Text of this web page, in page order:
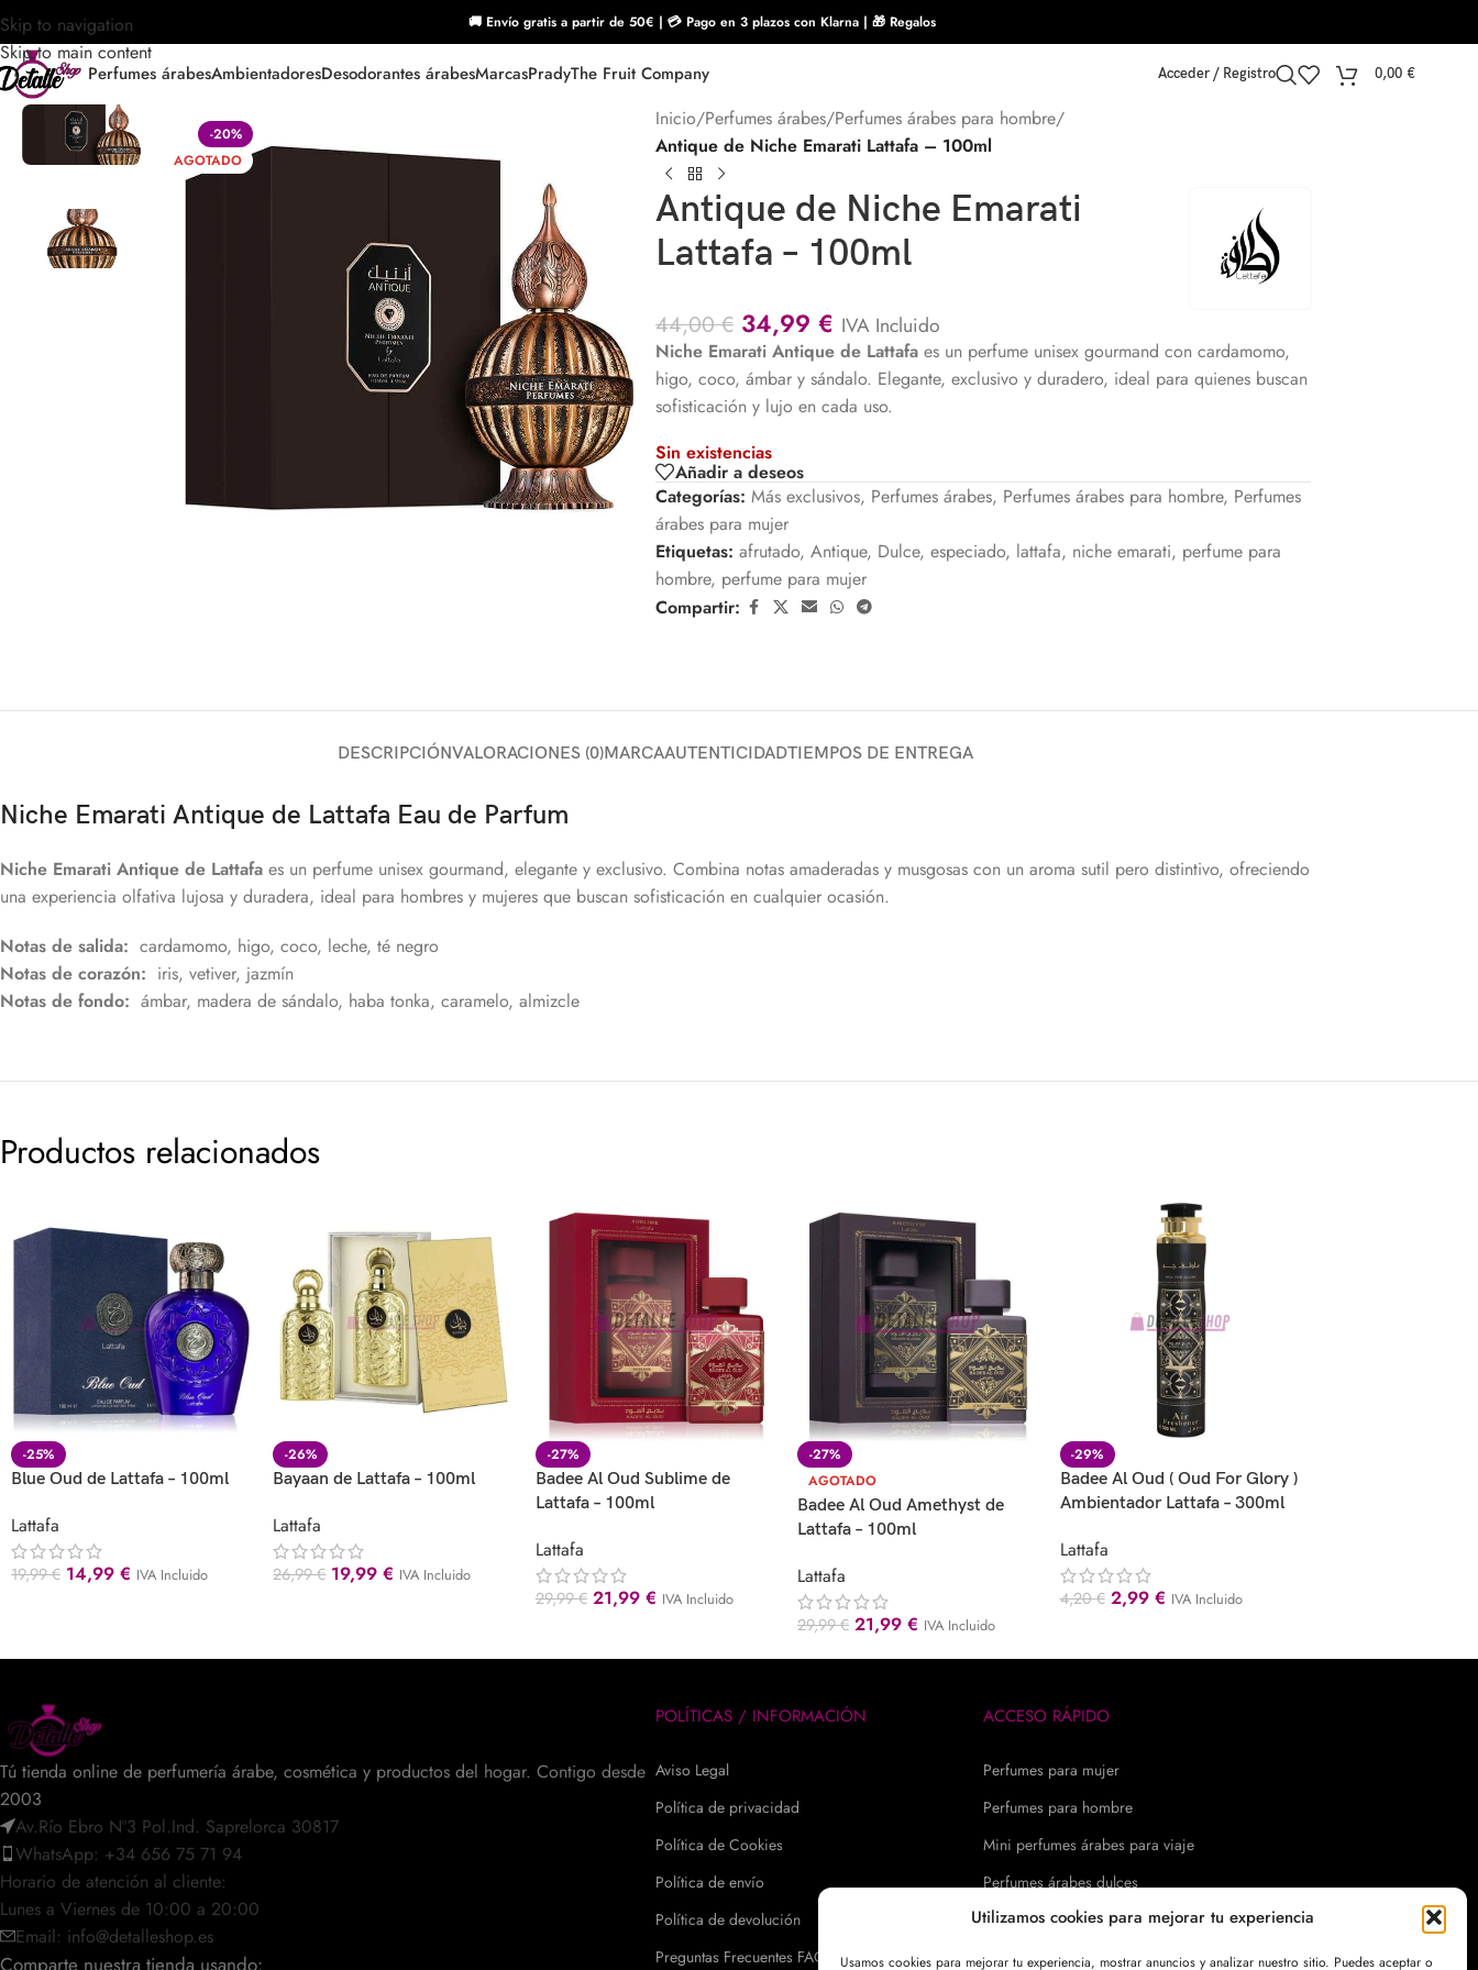
Utilizamos cookies para mejorar tu experiencia
Usamos cookies para mejorar tu experiencia, mostrar anuncios y analizar nuestro sitio. Puedes aceptar o
Skip to navigation
Skip to main content
🚚 Envío gratis a partir de 50€ | 💳 Pago en 3 plazos con Klarna | 🎁 Regalos
Perfumes árabesAmbientadoresDesodorantes árabesMarcasPradyThe Fruit Company Acceder / Registro 0,00 €
-20%
AGOTADO
Inicio/Perfumes árabes/Perfumes árabes para hombre/
Antique de Niche Emarati Lattafa – 100ml
Antique de Niche Emarati
Lattafa – 100ml
44,00€ 34,99 € IVA Incluido
Niche Emarati Antique de Lattafa es un perfume unisex gourmand con cardamomo,
higo, coco, ámbar y sándalo. Elegante, exclusivo y duradero, ideal para quienes buscan
sofisticación y lujo en cada uso.
Sin existencias
Añadir a deseos
Categorías: Más exclusivos, Perfumes árabes, Perfumes árabes para hombre, Perfumes
árabes para mujer
Etiquetas: afrutado, Antique, Dulce, especiado, lattafa, niche emarati, perfume para
hombre, perfume para mujer
Compartir:
DESCRIPCIÓNVALORACIONES (0)MARCAAUTENTICIDADTIEMPOS DE ENTREGA
Niche Emarati Antique de Lattafa Eau de Parfum
Niche Emarati Antique de Lattafa es un perfume unisex gourmand, elegante y exclusivo. Combina notas amaderadas y musgosas con un aroma sutil pero distintivo, ofreciendo
una experiencia olfativa lujosa y duradera, ideal para hombres y mujeres que buscan sofisticación en cualquier ocasión.
Notas de salida: cardamomo, higo, coco, leche, té negro
Notas de corazón: iris, vetiver, jazmín
Notas de fondo: ámbar, madera de sándalo, haba tonka, caramelo, almizcle
Productos relacionados
-25%
Blue Oud de Lattafa – 100ml
Lattafa
19,99€ 14,99 € IVA Incluido
-26%
Bayaan de Lattafa – 100ml
Lattafa
26,99€ 19,99€ IVA Incluido
-27%
Badee Al Oud Sublime de
Lattafa – 100ml
Lattafa
29,99€ 21,99 € IVA Incluido
-27%
AGOTADO
Badee Al Oud Amethyst de
Lattafa – 100ml
Lattafa
29,99€ 21,99€ IVA Incluido
-29%
Badee Al Oud ( Oud For Glory )
Ambientador Lattafa – 300ml
Lattafa
4,20€ 2,99 € IVA Incluido
Tú tienda online de perfumería árabe, cosmética y productos del hogar. Contigo desde
2003
Av.Río Ebro Nº3 Pol.Ind. Saprelorca 30817
WhatsApp: +34 656 75 71 94
Horario de atención al cliente:
Lunes a Viernes de 10:00 a 20:00
Email: info@detalleshop.es
Comparte nuestra tienda usando:
POLÍTICAS / INFORMACIÓN
Aviso Legal
Política de privacidad
Política de Cookies
Política de envío
Política de devolución
Preguntas Frecuentes FAQs
ACCESO RÁPIDO
Perfumes para mujer
Perfumes para hombre
Mini perfumes árabes para viaje
Perfumes árabes dulces
Perfumes árabes cítricos
Perfumes árabes afrutados